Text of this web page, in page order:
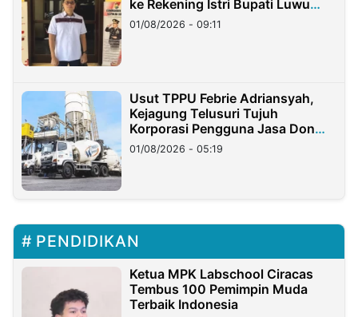
ke Rekening Istri Bupati Luwu
Timur
01/08/2026 - 09:11
Usut TPPU Febrie Adriansyah,
Kejagung Telusuri Tujuh
Korporasi Pengguna Jasa Don
Ritto
01/08/2026 - 05:19
PENDIDIKAN
Ketua MPK Labschool Ciracas
Tembus 100 Pemimpin Muda
Terbaik Indonesia